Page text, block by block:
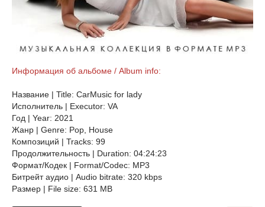
Информация об альбоме / Album info:
Название | Title: CarMusic for lady
Исполнитель | Executor: VA
Год | Year: 2021
Жанр | Genre: Pop, House
Композиций | Tracks: 99
Продолжительность | Duration: 04:24:23
Формат/Кодек | Format/Codec: MP3
Битрейт аудио | Audio bitrate: 320 kbps
Размер | File size: 631 MB